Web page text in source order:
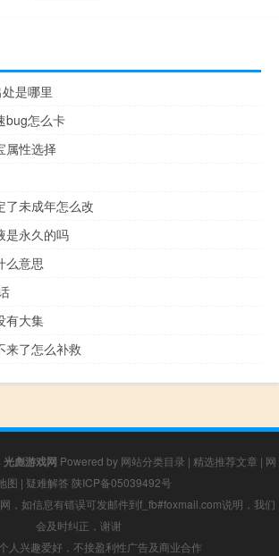
是哪里
bug怎么卡
属性选择
了未成年怎么改
是永久的吗
么意思
有大集
来了怎么补救
光彪游戏网 Powered by 网站分类目录 | 精选推荐文章 | 网
图 | 疑难解答 陕ICP备05039492号
，如信息有错误可发邮件到f_fb#foxmail.com说明，我们
会及时纠正，谢谢
人兴趣爱好，不接盈利性广告及商业合作